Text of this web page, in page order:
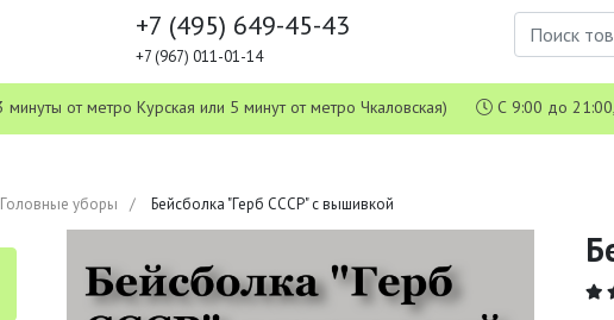
+7 (495) 649-45-43
+7 (967) 011-01-14
минуты от метро Курская или 5 минут от метро Чкаловская) С 9:00 до
Головные уборы Бейсболка "Герб СССР" с вышивкой